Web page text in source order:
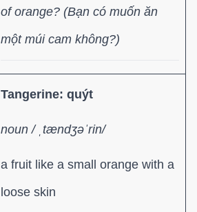
of orange? (Bạn có muốn ăn
một múi cam không?)
Tangerine: quýt
noun / ˌtændʒəˈrin/
a fruit like a small orange with a
loose skin